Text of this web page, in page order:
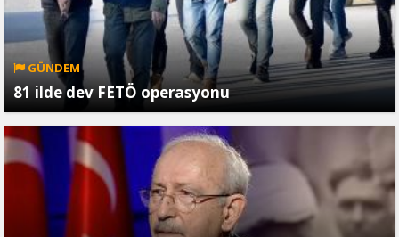
GÜNDEM
81 ilde dev FETÖ operasyonu